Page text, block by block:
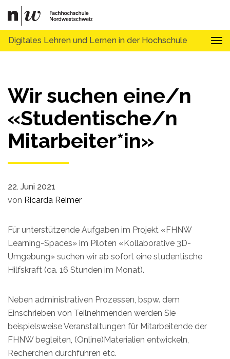
Digitales Lehren und Lernen in der Hochschule
Wir suchen eine/n
«Studentische/n
Mitarbeiter*in»
22. Juni 2021
von Ricarda Reimer
Für unterstützende Aufgaben im Projekt «FHNW
Learning-Spaces» im Piloten «Kollaborative 3D-
Umgebung» suchen wir ab sofort eine studentische
Hilfskraft (ca. 16 Stunden im Monat).
Neben administrativen Prozessen, bspw. dem
Einschrieben von Teilnehmenden werden Sie
beispielsweise Veranstaltungen für Mitarbeitende der
FHNW begleiten, (Online)Materialien entwickeln,
Recherchen durchführen etc.